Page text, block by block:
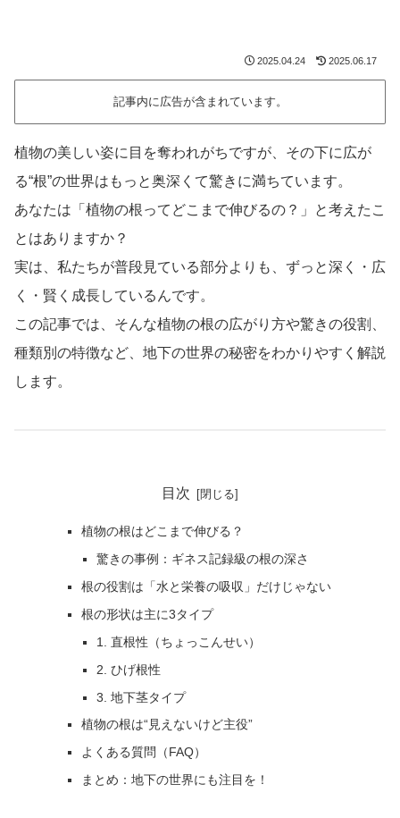
2025.04.24 2025.06.17
記事内に広告が含まれています。
植物の美しい姿に目を奪われがちですが、その下に広が
る“根”の世界はもっと奥深くて驚きに満ちています。
あなたは「植物の根ってどこまで伸びるの？」と考えたこ
とはありますか？
実は、私たちが普段見ている部分よりも、ずっと深く・広
く・賢く成長しているんです。
この記事では、そんな植物の根の広がり方や驚きの役割、
種類別の特徴など、地下の世界の秘密をわかりやすく解説
します。
目次
植物の根はどこまで伸びる？
驚きの事例：ギネス記録級の根の深さ
根の役割は「水と栄養の吸収」だけじゃない
根の形状は主に3タイプ
1. 直根性（ちょっこんせい）
2. ひげ根性
3. 地下茎タイプ
植物の根は“見えないけど主役”
よくある質問（FAQ）
まとめ：地下の世界にも注目を！